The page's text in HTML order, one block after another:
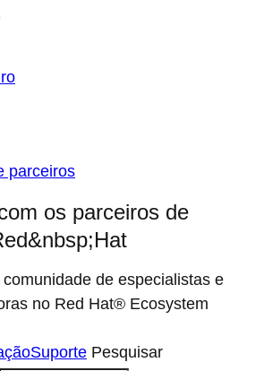
parceiros
os parceiros de
de especialistas e
no Red Hat® Ecosystem
Suporte Pesquisar